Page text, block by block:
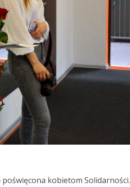
poświęcona kobietom Solidarności.